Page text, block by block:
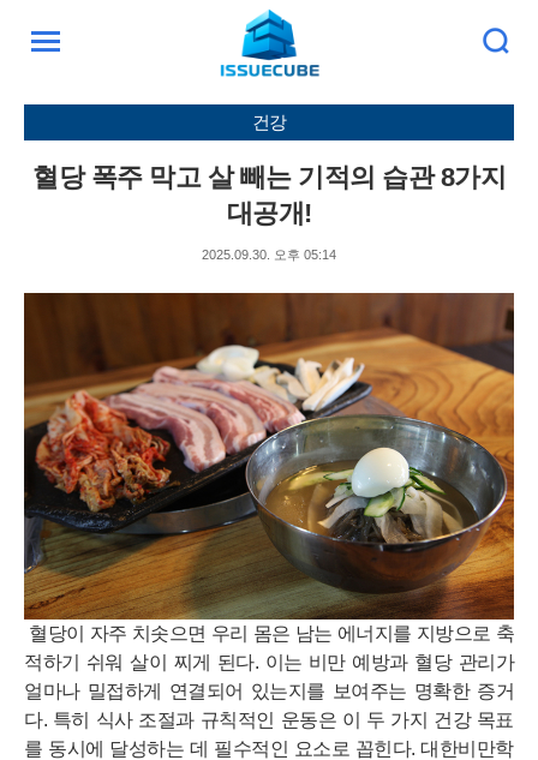
검
주
서
메
건강
혈당 폭주 막고 살 빼는 기적의 습관 8가지
대공개!
2025.09.30. 오후 05:14
혈당이 자주 치솟으면 우리 몸은 남는 에너지를 지방으로 축
적하기 쉬워 살이 찌게 된다. 이는 비만 예방과 혈당 관리가
얼마나 밀접하게 연결되어 있는지를 보여주는 명확한 증거
다. 특히 식사 조절과 규칙적인 운동은 이 두 가지 건강 목표
를 동시에 달성하는 데 필수적인 요소로 꼽힌다. 대한비만학